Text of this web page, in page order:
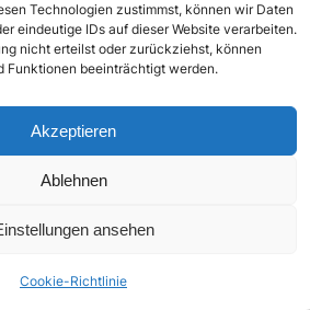
Technologien zustimmst, können wir Daten
eindeutige IDs auf dieser Website verarbeiten.
nicht erteilst oder zurückziehst, können
Funktionen beeinträchtigt werden.
Akzeptieren
Ablehnen
ansehen
Cookie-Richtlinie
PCT,
ohne Meer
21. Juni 2018
ich quäle mich trotzdem um
um ein paar Fotos vom See zu